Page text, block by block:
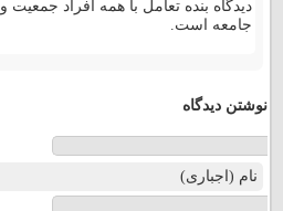
دیدگاه بنده تعامل با همه افراد جمعیت و
جامعه است.
نوشتن دیدگاه
نام (اجباری)